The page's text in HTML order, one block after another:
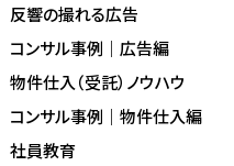
反響の撮れる広告
コンサル事例｜広告編
物件仕入（受託）ノウハウ
コンサル事例｜物件仕入編
社員教育